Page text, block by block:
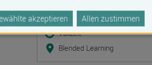
19053 Schwerin
Vollzeit
Blended Learning
akzeptieren Allen zustimmen